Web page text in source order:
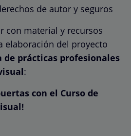
de autor y seguros
con material y recursos
elaboración del proyecto
de prácticas profesionales
:
con el Curso de